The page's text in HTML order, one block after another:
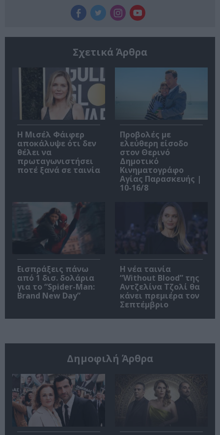
Σχετικά Άρθρα
Η Μισέλ Φάιφερ
αποκάλυψε ότι δεν
θέλει να
πρωταγωνιστήσει
ποτέ ξανά σε ταινία
Προβολές με
ελεύθερη είσοδο
στον Θερινό
Δημοτικό
Κινηματογράφο
Αγίας Παρασκευής |
10-16/8
Εισπράξεις πάνω
από 1 δισ. δολάρια
για το “Spider-Man:
Brand New Day”
Η νέα ταινία
“Without Blood” της
Αντζελίνα Τζολί θα
κάνει πρεμιέρα τον
Σεπτέμβριο
Δημοφιλή Άρθρα